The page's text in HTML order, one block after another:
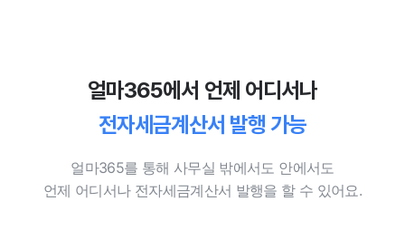
얼마365에서 언제 어디서나
전자세금계산서 발행 가능
얼마365를 통해 사무실 밖에서도 안에서도
언제 어디서나 전자세금계산서 발행을 할 수 있어요.